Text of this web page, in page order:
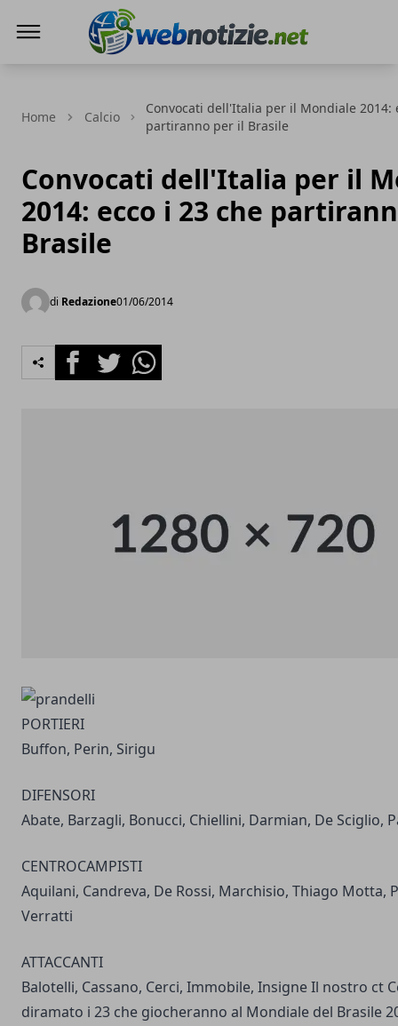
Home Calcio
Convocati dell'Italia per il Mondiale 2014:
partiranno per il Brasile
Convocati dell'Italia per il
2014: ecco i 23 che
Brasile
di Redazione01/06/2014
FacebookTwitterWhatsapp
PORTIERI
Buffon, Perin, Sirigu
DIFENSORI
Abate, Barzagli, Bonucci, Chiellini, Darmian, De Sciglio,
CENTROCAMPISTI
Aquilani, Candreva, De Rossi, Marchisio, Thiago Motta,
Verratti
ATTACCANTI
Balotelli, Cassano, Cerci, Immobile, Insigne Il nostro ct
diramato i 23 che giocheranno al Mondiale del Brasile